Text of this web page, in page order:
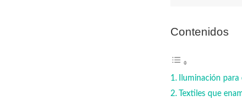
Contenidos
Iluminación
Textiles que